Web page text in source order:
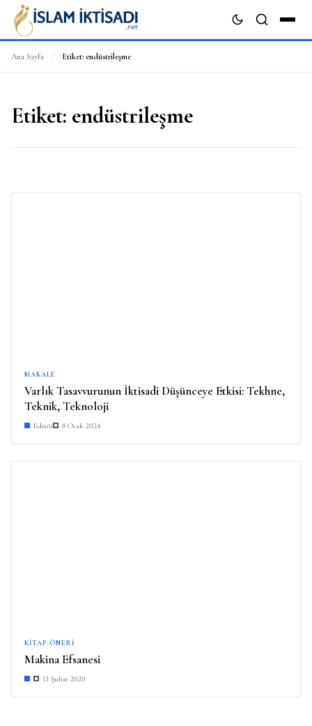
Ana Sayfa / Etiket: endüstrileşme
Etiket: endüstrileşme
MAKALE
Varlık Tasavvurunun İktisadi Düşünceye Etkisi: Tekhne,
Teknik, Teknoloji
Editör 8 Ocak 2024
KITAP-ÖNERI
Makina Efsanesi
13 Şubat 2020